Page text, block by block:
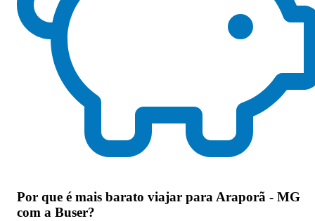
Por que é mais barato viajar para Araporã - MG
com a Buser?